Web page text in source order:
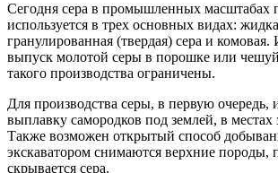
Сегодня сера в промышленных масштабах
используется в трех основных видах:
гранулированная (твердая) сера и комовая.
выпуск молотой серы в порошке или
такого производства ограничены.
Для производства серы, в первую очередь,
выплавку самородков под землей, в местах
Также возможен открытый способ
экскаватором снимаются верхние породы,
скрывается сера.